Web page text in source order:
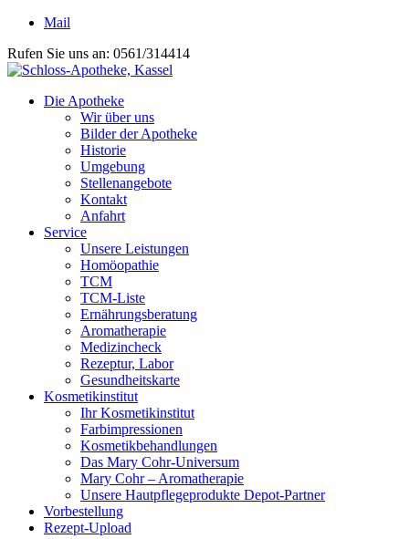
Mail
Rufen Sie uns an: 0561/314414
Die Apotheke
Wir über uns
Bilder der Apotheke
Historie
Umgebung
Stellenangebote
Kontakt
Anfahrt
Service
Unsere Leistungen
Homöopathie
TCM
TCM-Liste
Ernährungsberatung
Aromatherapie
Medizincheck
Rezeptur, Labor
Gesundheitskarte
Kosmetikinstitut
Ihr Kosmetikinstitut
Farbimpressionen
Kosmetikbehandlungen
Das Mary Cohr-Universum
Mary Cohr – Aromatherapie
Unsere Hautpflegeprodukte Depot-Partner
Vorbestellung
Rezept-Upload